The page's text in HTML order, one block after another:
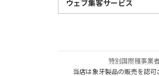
ウェブ集客サービス
特別国際種事業
当店は象牙製品の販売を認可